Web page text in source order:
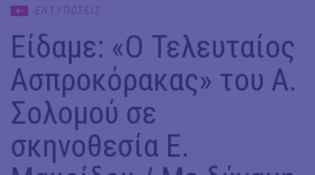
ΕΝΤΥΠΩΣΕΙΣ
Είδαμε: «Ο Τελευταίος
Ασπροκόρακας» του Α.
Σολομού σε
σκηνοθεσία Ε.